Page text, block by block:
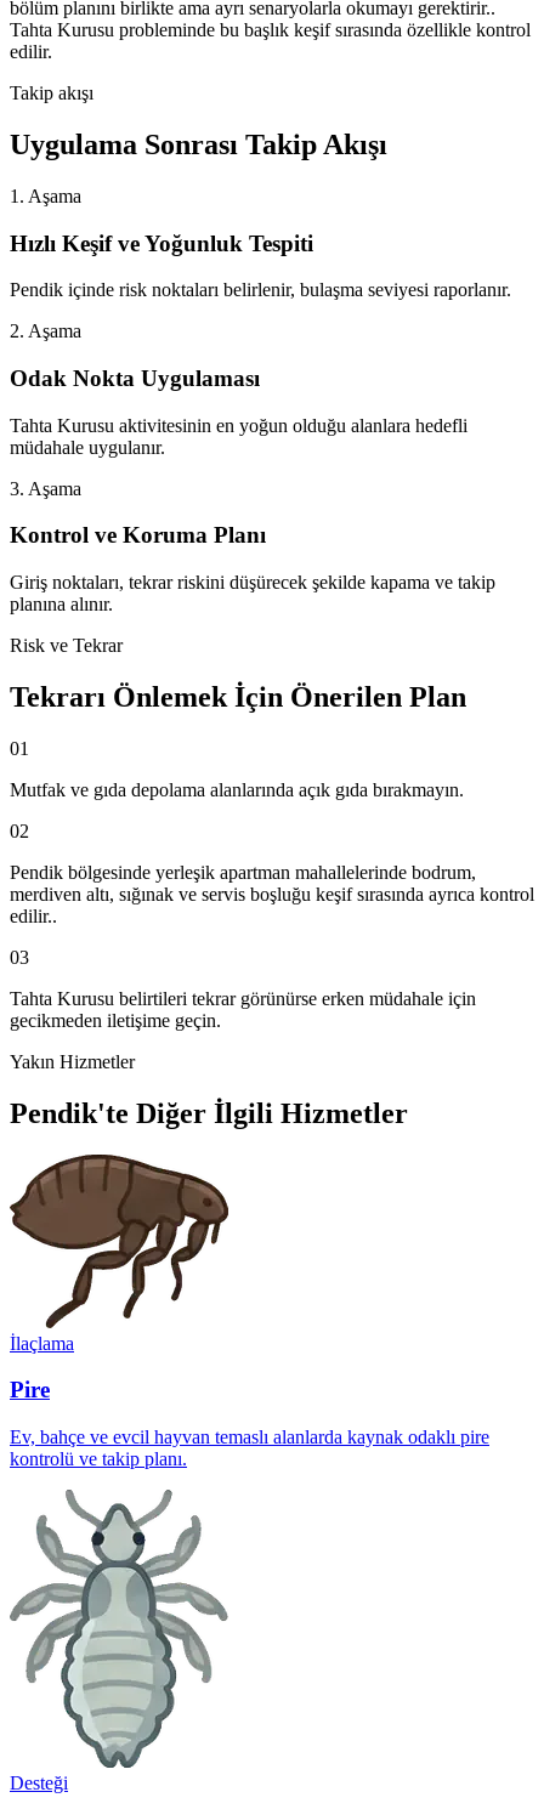
bölüm planını birlikte ama ayrı senaryolarla okumayı gerektirir..
Tahta Kurusu probleminde bu başlık keşif sırasında özellikle kontrol
edilir.
Takip akışı
Uygulama Sonrası Takip Akışı
1. Aşama
Hızlı Keşif ve Yoğunluk Tespiti
Pendik içinde risk noktaları belirlenir, bulaşma seviyesi raporlanır.
2. Aşama
Odak Nokta Uygulaması
Tahta Kurusu aktivitesinin en yoğun olduğu alanlara hedefli
müdahale uygulanır.
3. Aşama
Kontrol ve Koruma Planı
Giriş noktaları, tekrar riskini düşürecek şekilde kapama ve takip
planına alınır.
Risk ve Tekrar
Tekrarı Önlemek İçin Önerilen Plan
01
Mutfak ve gıda depolama alanlarında açık gıda bırakmayın.
02
Pendik bölgesinde yerleşik apartman mahallelerinde bodrum,
merdiven altı, sığınak ve servis boşluğu keşif sırasında ayrıca kontrol
edilir..
03
Tahta Kurusu belirtileri tekrar görünürse erken müdahale için
gecikmeden iletişime geçin.
Yakın Hizmetler
Pendik'te Diğer İlgili Hizmetler
İlaçlama
Pire
Ev, bahçe ve evcil hayvan temaslı alanlarda kaynak odaklı pire
kontrolü ve takip planı.
Desteği